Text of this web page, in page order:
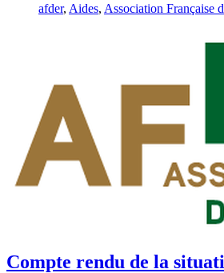
Tagged
afder, Aides, Association Française
Compte rendu de la